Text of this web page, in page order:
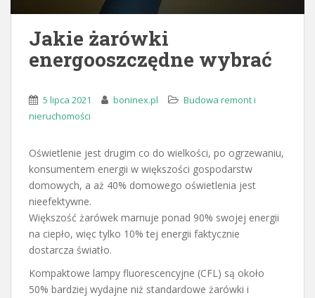
Jakie żarówki
energooszczędne wybrać
5 lipca 2021 boninex.pl
Budowa remont i
nieruchomości
Oświetlenie jest drugim co do wielkości, po ogrzewaniu,
konsumentem energii w większości gospodarstw
domowych, a aż 40% domowego oświetlenia jest
nieefektywne.
Większość żarówek marnuje ponad 90% swojej energii
na ciepło, więc tylko 10% tej energii faktycznie
dostarcza światło.
Kompaktowe lampy fluorescencyjne (CFL) są około
50% bardziej wydajne niż standardowe żarówki i